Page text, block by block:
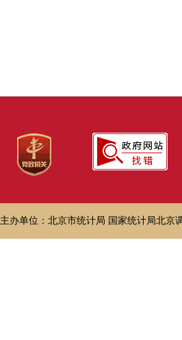
主办单位：北京市统计局 国家统计局北